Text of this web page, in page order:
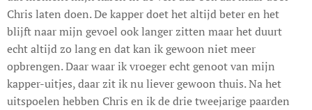
Chris laten doen. De kapper doet het altijd beter en het
blijft naar mijn gevoel ook langer zitten maar het duurt
echt altijd zo lang en dat kan ik gewoon niet meer
opbrengen. Daar waar ik vroeger echt genoot van mijn
kapper-uitjes, daar zit ik nu liever gewoon thuis. Na het
uitspoelen hebben Chris en ik de drie tweejarige paarden